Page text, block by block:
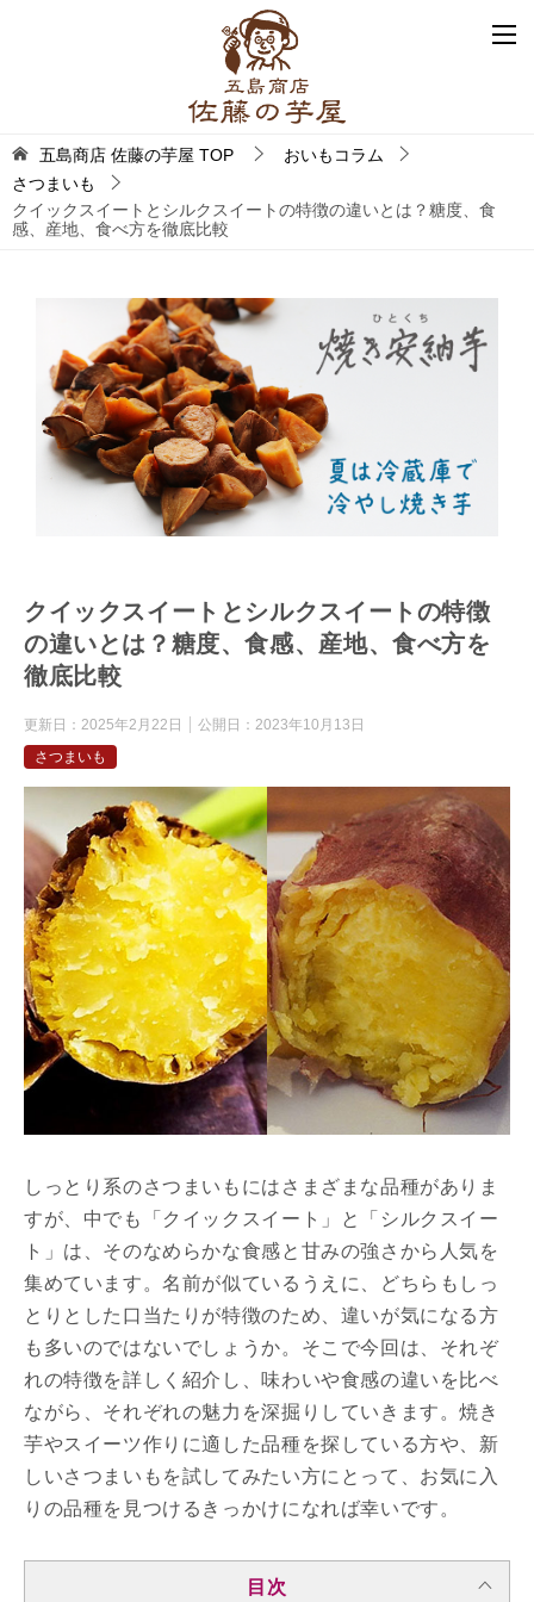
五島商店 佐藤の芋屋 TOP
おいもコラム
さつまいも
クイックスイートとシルクスイートの特徴の違いとは？糖度、食
感、産地、食べ方を徹底比較
クイックスイートとシルクスイートの特徴
の違いとは？糖度、食感、産地、食べ方を
徹底比較
更新日： 2025年2月22日 公開日： 2023年10月13日
さつまいも
しっとり系のさつまいもにはさまざまな品種がありま
すが、中でも「クイックスイート」と「シルクスイー
ト」は、そのなめらかな食感と甘みの強さから人気を
集めています。名前が似ているうえに、どちらもしっ
とりとした口当たりが特徴のため、違いが気になる方
も多いのではないでしょうか。そこで今回は、それぞ
れの特徴を詳しく紹介し、味わいや食感の違いを比べ
ながら、それぞれの魅力を深掘りしていきます。焼き
芋やスイーツ作りに適した品種を探している方や、新
しいさつまいもを試してみたい方にとって、お気に入
りの品種を見つけるきっかけになれば幸いです。
目次